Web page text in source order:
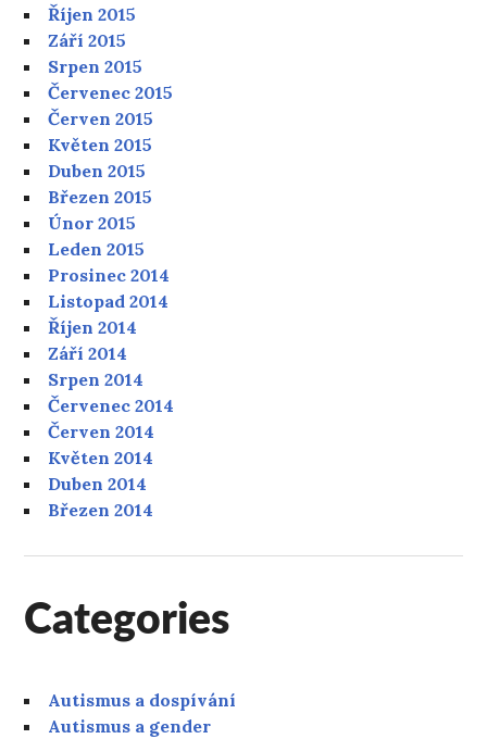
Říjen 2015
Září 2015
Srpen 2015
Červenec 2015
Červen 2015
Květen 2015
Duben 2015
Březen 2015
Únor 2015
Leden 2015
Prosinec 2014
Listopad 2014
Říjen 2014
Září 2014
Srpen 2014
Červenec 2014
Červen 2014
Květen 2014
Duben 2014
Březen 2014
Categories
Autismus a dospívání
Autismus a gender